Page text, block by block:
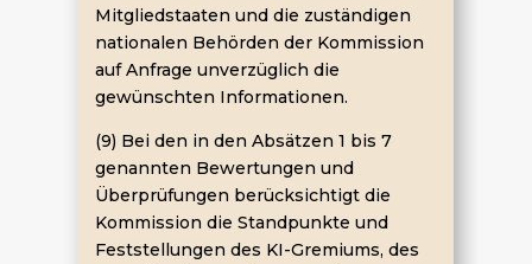
Mitgliedstaaten und die zuständigen
nationalen Behörden der Kommission
auf Anfrage unverzüglich die
gewünschten Informationen.
(9) Bei den in den Absätzen 1 bis 7
genannten Bewertungen und
Überprüfungen berücksichtigt die
Kommission die Standpunkte und
Feststellungen des KI-Gremiums, des